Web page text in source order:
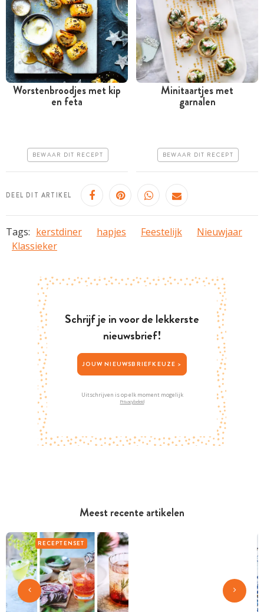
Meest recente artikelen
RECEPTENSET
Tussen 30 minuten en 1
Worstenbroodjes met kip
en feta
BEWAAR DIT RECEPT
Tussen 30 minuten en 1
Minitaartjes met
garnalen
BEWAAR DIT RECEPT
DEEL DIT ARTIKEL
Tags: kerstdiner hapjes Feestelijk
Nieuwjaar
Klassieker
Schrijf je in voor de lekkerste
nieuwsbrief!
JOUW NIEUWSBRIEFKEUZE >
Uitschrijven is op elk moment mogelijk
Privacybeleid